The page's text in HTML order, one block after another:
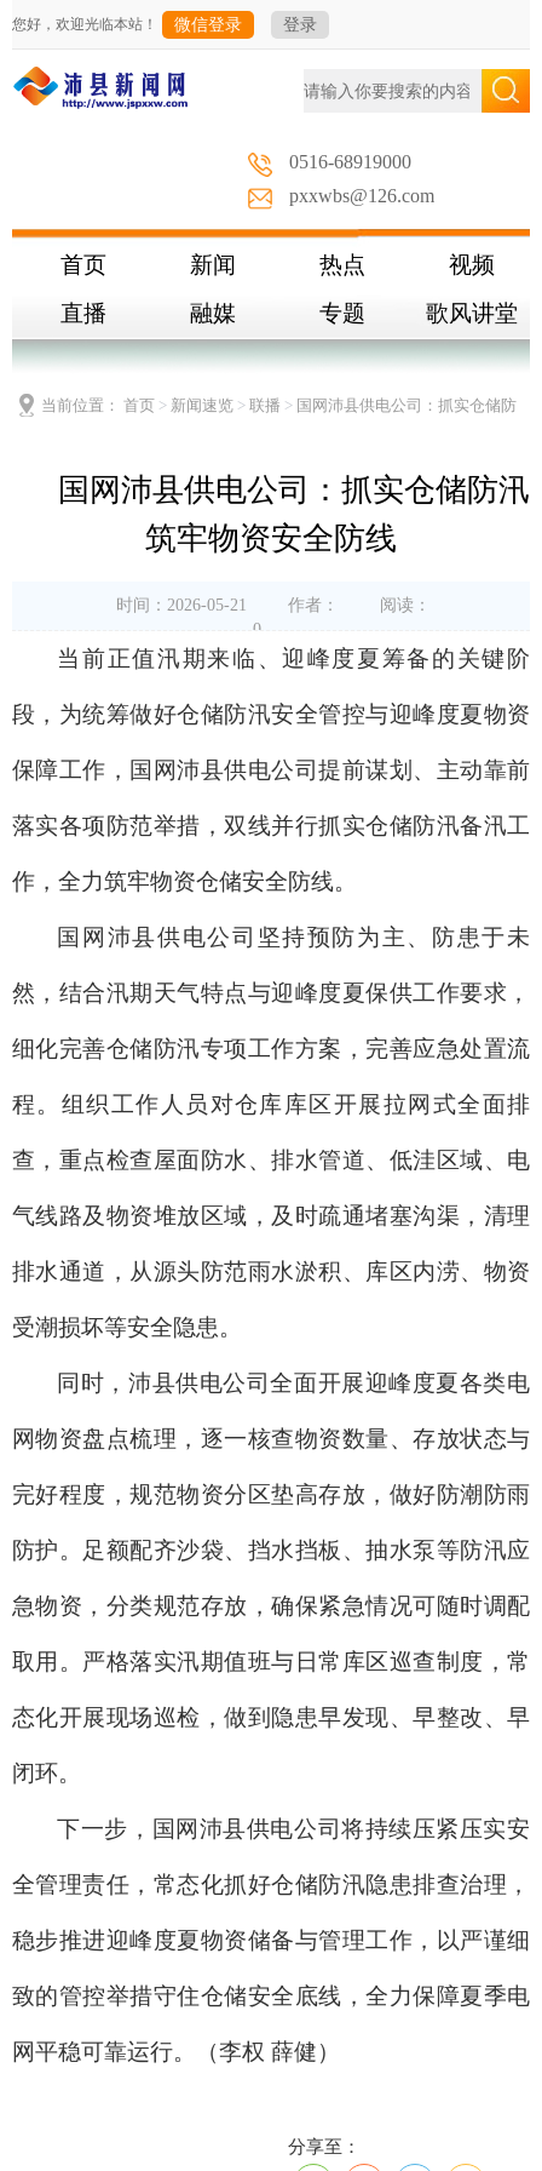
您好，欢迎光临本站！ 微信登录 登录
0516-68919000
pxxwbs@126.com
首页 新闻 热点
视频
直播
融媒 专题 歌风讲堂
当前位置： 首页 > 新闻速览 > 联播 > 国网沛县供电公司：抓实仓储防
国网沛县供电公司：抓实仓储防汛
筑牢物资安全防线
时间：2026-05-21 作者：
阅读：
0
当前正值汛期来临、迎峰度夏筹备的关键阶
段，为统筹做好仓储防汛安全管控与迎峰度夏物资
保障工作，国网沛县供电公司提前谋划、主动靠前
落实各项防范举措，双线并行抓实仓储防汛备汛工
作，全力筑牢物资仓储安全防线。
国网沛县供电公司坚持预防为主、防患于未
然，结合汛期天气特点与迎峰度夏保供工作要求，
细化完善仓储防汛专项工作方案，完善应急处置流
程。组织工作人员对仓库库区开展拉网式全面排
查，重点检查屋面防水、排水管道、低洼区域、电
气线路及物资堆放区域，及时疏通堵塞沟渠，清理
排水通道，从源头防范雨水淤积、库区内涝、物资
受潮损坏等安全隐患。
同时，沛县供电公司全面开展迎峰度夏各类电
网物资盘点梳理，逐一核查物资数量、存放状态与
完好程度，规范物资分区垫高存放，做好防潮防雨
防护。足额配齐沙袋、挡水挡板、抽水泵等防汛应
急物资，分类规范存放，确保紧急情况可随时调配
取用。严格落实汛期值班与日常库区巡查制度，常
态化开展现场巡检，做到隐患早发现、早整改、早
闭环。
下一步，国网沛县供电公司将持续压紧压实安
全管理责任，常态化抓好仓储防汛隐患排查治理，
稳步推进迎峰度夏物资储备与管理工作，以严谨细
致的管控举措守住仓储安全底线，全力保障夏季电
网平稳可靠运行。（李权 薛健）
分享至：